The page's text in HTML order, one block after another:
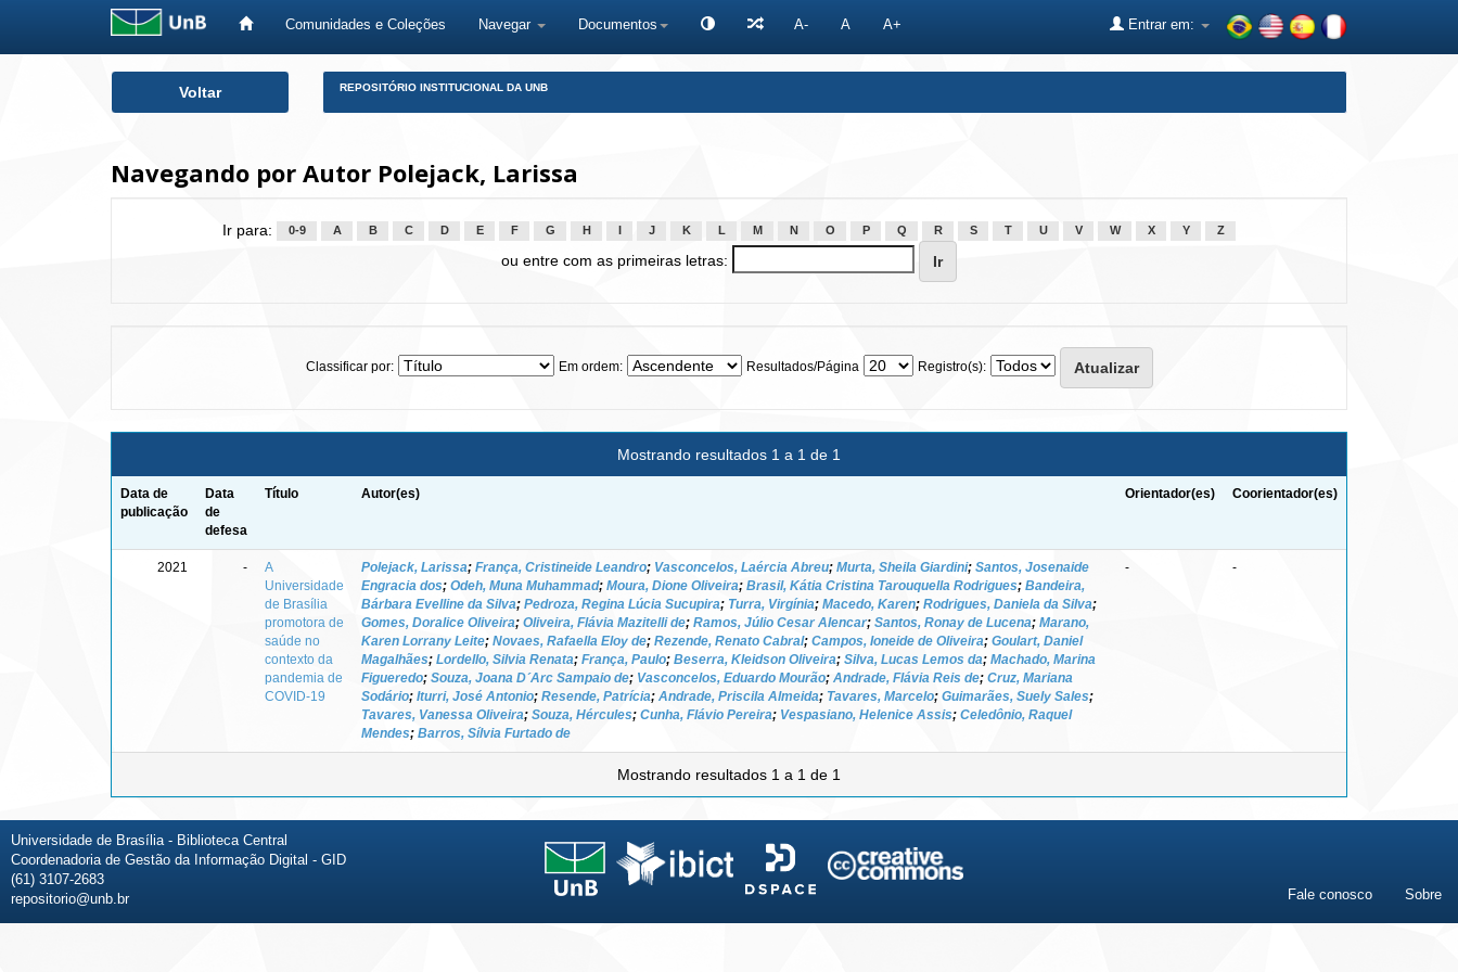
Comunidades e Coleções Navegar Documentos A- A A+ Entrar em:
Voltar REPOSITÓRIO INSTITUCIONAL DA UNB
Navegando por Autor Polejack, Larissa
Ir para: 0-9 A B C D E F G H J K L M N O P Q R S T U V W X Y Z
ou entre com as primeiras letras:
Classificar por: Em ordem: Resultados/Página Registro(s):
Mostrando resultados 1 a 1 de 1
Data de
publicação
Data
de
defesa
Título Autor(es) Orientador(es) Coorientador(es)
2021 -
A
Universidade
de Brasília
promotora de
saúde no
contexto da
pandemia de
COVID-19
Polejack, Larissa; França, Cristineide Leandro; Vasconcelos, Laércia Abreu; Murta, Sheila Giardini; Santos, Josenaide
Engracia dos; Odeh, Muna Muhammad; Moura, Dione Oliveira; Brasil, Kátia Cristina Tarouquella Rodrigues; Bandeira,
Bárbara Evelline da Silva; Pedroza, Regina Lúcia Sucupira; Turra, Virgínia; Macedo, Karen; Rodrigues, Daniela da Silva;
Gomes, Doralice Oliveira; Oliveira, Flávia Mazitelli de; Ramos, Júlio Cesar Alencar; Santos, Ronay de Lucena; Marano,
Karen Lorrany Leite; Novaes, Rafaella Eloy de; Rezende, Renato Cabral; Campos, Ioneide de Oliveira; Goulart, Daniel
Magalhães; Lordello, Silvia Renata; França, Paulo; Beserra, Kleidson Oliveira; Silva, Lucas Lemos da; Machado, Marina
Figueredo; Souza, Joana D´Arc Sampaio de; Vasconcelos, Eduardo Mourão; Andrade, Flávia Reis de; Cruz, Mariana
Sodário; Iturri, José Antonio; Resende, Patrícia; Andrade, Priscila Almeida; Tavares, Marcelo; Guimarães, Suely Sales;
Tavares, Vanessa Oliveira; Souza, Hércules; Cunha, Flávio Pereira; Vespasiano, Helenice Assis; Celedônio, Raquel
Mendes; Barros, Sílvia Furtado de
- -
Mostrando resultados 1 a 1 de 1
Universidade de Brasília - Biblioteca Central
Coordenadoria de Gestão da Informação Digital - GID
(61) 3107-2683
repositorio@unb.br
Fale conosco Sobre